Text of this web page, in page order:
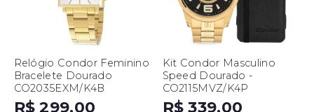
Relógio Condor Feminino
Bracelete Dourado
CO2035EXM/K4B
R$ 299,00
Kit Condor Masculino
Speed Dourado -
CO2115MVZ/K4P
R$ 339,00